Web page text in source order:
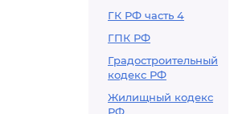
ГК РФ часть 4
ГПК РФ
Градостроительный
кодекс РФ
Жилищный кодекс